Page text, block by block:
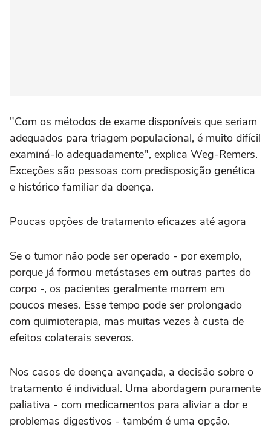
"Com os métodos de exame disponíveis que seriam
adequados para triagem populacional, é muito difícil
examiná-lo adequadamente", explica Weg-Remers.
Exceções são pessoas com predisposição genética
e histórico familiar da doença.
Poucas opções de tratamento eficazes até agora
Se o tumor não pode ser operado - por exemplo,
porque já formou metástases em outras partes do
corpo -, os pacientes geralmente morrem em
poucos meses. Esse tempo pode ser prolongado
com quimioterapia, mas muitas vezes à custa de
efeitos colaterais severos.
Nos casos de doença avançada, a decisão sobre o
tratamento é individual. Uma abordagem puramente
paliativa - com medicamentos para aliviar a dor e
problemas digestivos - também é uma opção.